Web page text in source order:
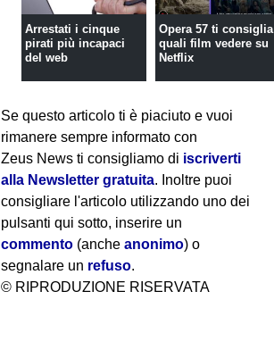
Arrestati i cinque
pirati più incapaci
del web
Opera 57 ti consiglia
quali film vedere su
Netflix
Se questo articolo ti è piaciuto e vuoi
rimanere sempre informato con
Zeus News ti consigliamo di iscriverti
alla Newsletter gratuita. Inoltre puoi
consigliare l'articolo utilizzando uno dei
pulsanti qui sotto, inserire un
commento(anche anonimo) o
segnalare un refuso.
© RIPRODUZIONE RISERVATA